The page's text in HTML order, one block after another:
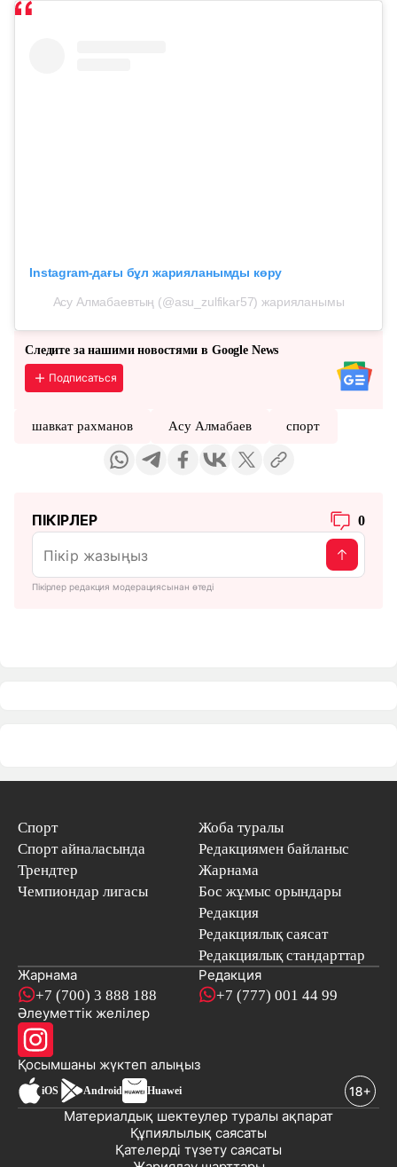
Instagram-дағы бұл жарияланымды көру
Асу Алмабаевтың (@asu_zulfikar57) жарияланымы
Следите за нашими новостями в Google News
Подписаться
шавкат рахманов Асу Алмабаев спорт
ПІКІРЛЕР 0
Пікірлер редакция модерациясынан өтеді
Спорт
Спорт айналасында
Трендтер
Чемпиондар лигасы
Жоба туралы
Редакциямен байланыс
Жарнама
Бос жұмыс орындары
Редакция
Редакциялық саясат
Редакциялық стандарттар
Жарнама
+7 (700) 3 888 188
Редакция
+7 (777) 001 44 99
Әлеуметтік желілер
Қосымшаны жүктеп алыңыз
iOS Android Huawei
Қателерді түзету саясаты
Құпиялылық саясаты
Материалдық шектеулер туралы ақпарат